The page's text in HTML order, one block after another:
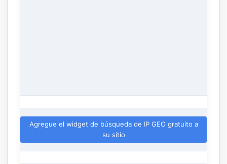
Agregue el widget de búsqueda de IP GEO gratuito a
su sitio